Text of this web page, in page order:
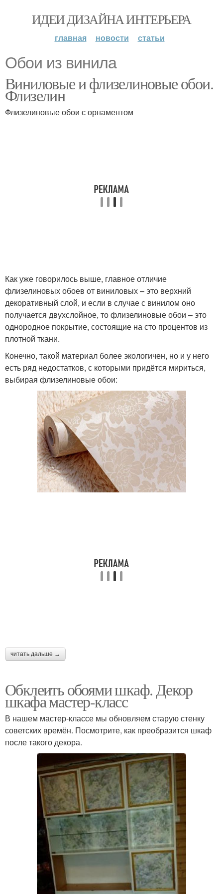
ИДЕИ ДИЗАЙНА ИНТЕРЬЕРА
главная новости статьи
Обои из винила
Виниловые и флизелиновые обои.
Флизелин
Флизелиновые обои с орнаментом
Как уже говорилось выше, главное отличие
флизелиновых обоев от виниловых – это верхний
декоративный слой, и если в случае с винилом оно
получается двухслойное, то флизелиновые обои – это
однородное покрытие, состоящие на сто процентов из
плотной ткани.
Конечно, такой материал более экологичен, но и у него
есть ряд недостатков, с которыми придётся мириться,
выбирая флизелиновые обои:
читать дальше →
Обклеить обоями шкаф. Декор
шкафа мастер-класс
В нашем мастер-классе мы обновляем старую стенку
советских времён. Посмотрите, как преобразится шкаф
после такого декора.